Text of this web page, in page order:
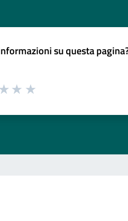
su questa